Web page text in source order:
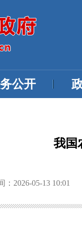
公开
我国
：2026-05-13 10:01